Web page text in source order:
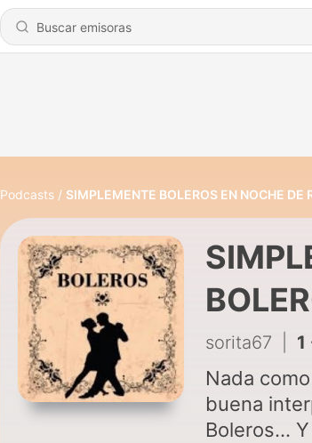
Podcasts SIMPLEMENTE BOLEROS EN NOCHE DE
sorita67 1 -
Nada
buena
Boleros...